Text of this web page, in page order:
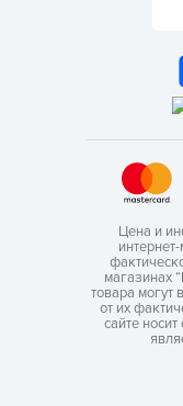
Цена и
магазинах
товара могут
от их
сайте